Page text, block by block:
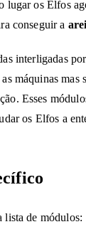
lugar os Elfos
conseguir a
interligadas
máquinas mas
Esses
os Elfos a
lista de módulos: